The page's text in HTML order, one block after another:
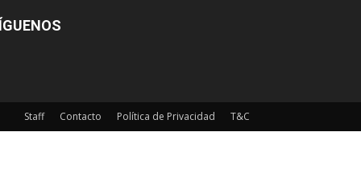
Staff Contacto Política de Privacidad T&C